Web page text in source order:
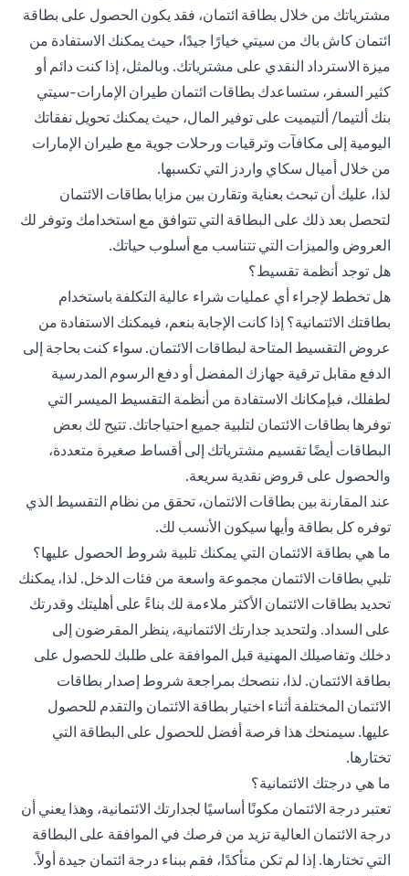
مشترياتك من خلال بطاقة ائتمان، فقد يكون الحصول على بطاقة
ائتمان كاش باك من سيتي خيارًا جيدًا، حيث يمكنك الاستفادة من
ميزة الاسترداد النقدي على مشترياتك. وبالمثل، إذا كنت دائم أو
كثير السفر، ستساعدك بطاقات ائتمان طيران الإمارات-سيتي
بنك ألتيما/ ألتيميت على توفير المال، حيث يمكنك تحويل نفقاتك
اليومية إلى مكافآت وترقيات ورحلات جوية مع طيران الإمارات
من خلال أميال سكاي واردز التي تكسبها.
لذا، عليك أن تبحث بعناية وتقارن بين مزايا بطاقات الائتمان
لتحصل بعد ذلك على البطاقة التي تتوافق مع استخدامك وتوفر لك
العروض والميزات التي تتناسب مع أسلوب حياتك.
هل توجد أنظمة تقسيط؟
هل تخطط لإجراء أي عمليات شراء عالية التكلفة باستخدام
بطاقتك الائتمانية؟ إذا كانت الإجابة بنعم، فيمكنك الاستفادة من
عروض التقسيط المتاحة لبطاقات الائتمان. سواء كنت بحاجة إلى
الدفع مقابل ترقية جهازك المفضل أو دفع الرسوم المدرسية
لطفلك، فبإمكانك الاستفادة من أنظمة التقسيط الميسر التي
توفرها بطاقات الائتمان لتلبية جميع احتياجاتك. تتيح لك بعض
البطاقات أيضًا تقسيم مشترياتك إلى أقساط صغيرة متعددة،
والحصول على قروض نقدية سريعة.
عند المقارنة بين بطاقات الائتمان، تحقق من نظام التقسيط الذي
توفره كل بطاقة وأيها سيكون الأنسب لك.
ما هي بطاقة الائتمان التي يمكنك تلبية شروط الحصول عليها؟
تلبي بطاقات الائتمان مجموعة واسعة من فئات الدخل. لذا، يمكنك
تحديد بطاقات الائتمان الأكثر ملاءمة لك بناءً على أهليتك وقدرتك
على السداد. ولتحديد جدارتك الائتمانية، ينظر المقرضون إلى
دخلك وتفاصيلك المهنية قبل الموافقة على طلبك للحصول على
بطاقة الائتمان. لذا، ننصحك بمراجعة شروط إصدار بطاقات
الائتمان المختلفة أثناء اختيار بطاقة الائتمان والتقدم للحصول
عليها. سيمنحك هذا فرصة أفضل للحصول على البطاقة التي
تختارها.
ما هي درجتك الائتمانية؟
تعتبر درجة الائتمان مكونًا أساسيًا لجدارتك الائتمانية، وهذا يعني أن
درجة الائتمان العالية تزيد من فرصك في الموافقة على البطاقة
التي تختارها. إذا لم تكن متأكدًا، فقم ببناء درجة ائتمان جيدة أولاً.